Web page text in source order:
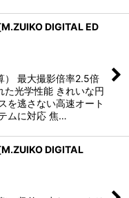
M.ZUIKO DIGITAL ED
最大撮影倍率2.5倍
た光学性能 きれいな円
を逃さない高速オート
ムに対応 焦…
M.ZUIKO DIGITAL